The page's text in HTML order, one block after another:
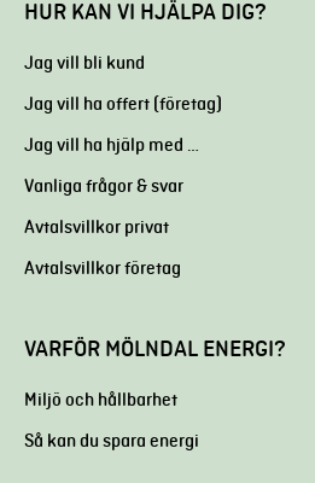
HUR KAN VI HJÄLPA DIG?
Jag vill bli kund
Jag vill ha offert (företag)
Jag vill ha hjälp med …
Vanliga frågor & svar
Avtalsvillkor privat
Avtalsvillkor företag
VARFÖR MÖLNDAL ENERGI?
Miljö och hållbarhet
Så kan du spara energi